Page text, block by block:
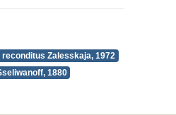
reconditus Zalesskaja, 1972
1880